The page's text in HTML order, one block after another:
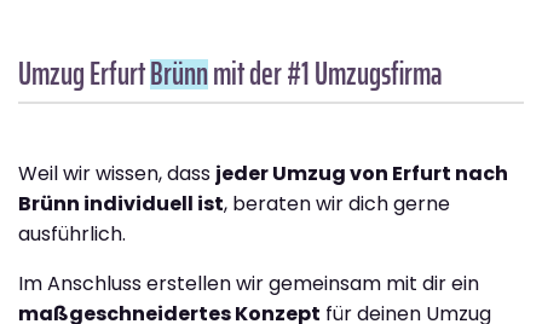
Umzug ErfurtBrünnmit der #1 Umzugsfirma
Weil wir wissen, dass jeder Umzug von Erfurt nach
Brünn individuell ist, beraten wir dich gerne
ausführlich.
Im Anschluss erstellen wir gemeinsam mit dir ein
maßgeschneidertes Konzept für deinen Umzug